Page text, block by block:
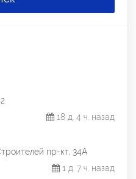
18 д. 4 ч. назад
пр-кт, 34А
1 д. 7 ч. назад